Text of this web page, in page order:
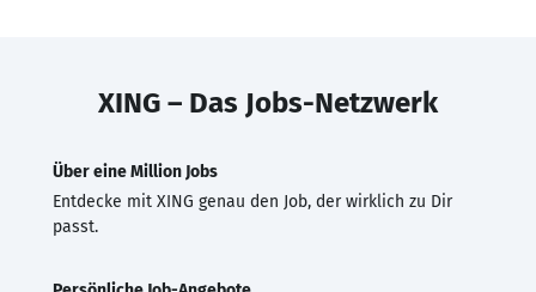
XING – Das Jobs-Netzwerk
Über eine Million Jobs
Entdecke mit XING genau den Job, der wirklich zu Dir
passt.